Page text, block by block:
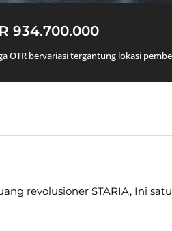
934.700.000
OTR bervariasi tergantung lokasi
revolusioner STARIA, Ini